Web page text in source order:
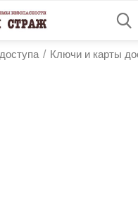
/ Ключи и карты